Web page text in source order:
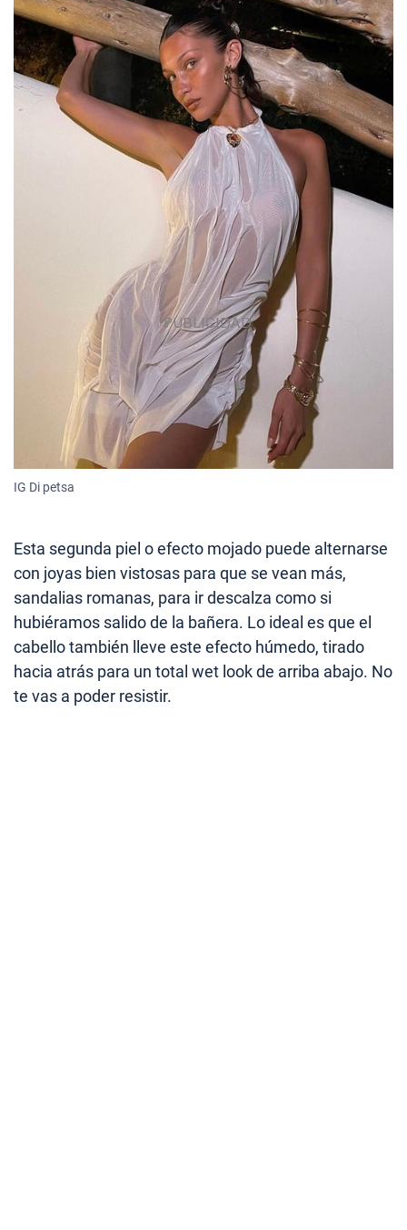
IG Di petsa
Esta segunda piel o efecto mojado puede alternarse
con joyas bien vistosas para que se vean más,
sandalias romanas, para ir descalza como si
hubiéramos salido de la bañera. Lo ideal es que el
cabello también lleve este efecto húmedo, tirado
hacia atrás para un total wet look de arriba abajo. No
te vas a poder resistir.